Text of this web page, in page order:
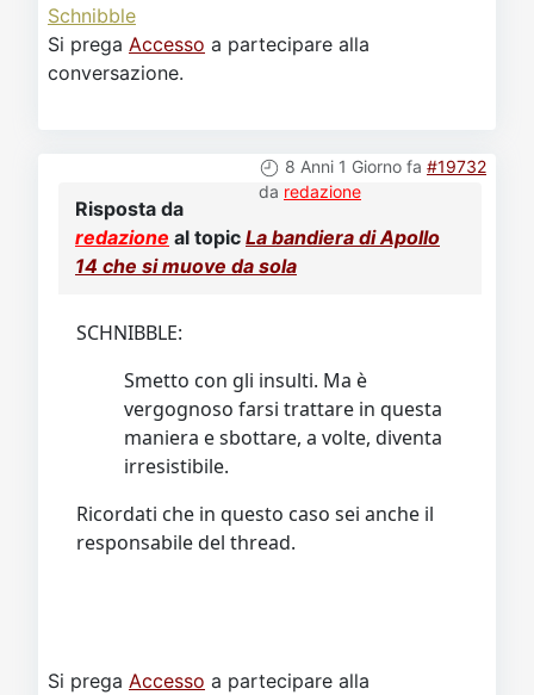
Schnibble
Si prega Accesso a partecipare alla
conversazione.
8 Anni 1 Giorno fa #19732
da redazione
Risposta da
redazione al topic La bandiera di Apollo
14 che si muove da sola
SCHNIBBLE:
Smetto con gli insulti. Ma è
vergognoso farsi trattare in questa
maniera e sbottare, a volte, diventa
irresistibile.
Ricordati che in questo caso sei anche il
responsabile del thread.
Si prega Accesso a partecipare alla